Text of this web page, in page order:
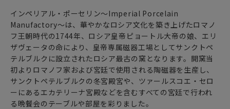
～ 華麗なる暮らし ロシアでのお茶の愉しみ方 ～
ロシアでのティータイムは
ロシアンティーと呼ばれる独特な紅茶の飲み方でゆったりと
愉しみます。
ストレートの紅茶であるがゆえにその繊細な色や香りを愉し
めるように
ポットやカップの形状が工夫されています。
インペリアル・ポーセリン～Imperial Porcelain
Manufactory～は、華やかなロシア文化を築き上げたロマノ
フ王朝時代の1744年、ロシア皇帝ピョートル大帝の娘、エリ
ザヴェータの命により、皇帝専属磁器工場としてサンクトペ
テルブルクに設立されたロシア最古の窯となります。開窯当
初よりロマノフ家および宮廷で使用される陶磁器を生産し、
サンクトペテルブルクの冬宮殿宮や、ツァールスコエ・セロ
ーにあるエカテリーナ宮殿などを含むすべての宮廷で行われ
る晩餐会のテーブルや部屋を彩りました。